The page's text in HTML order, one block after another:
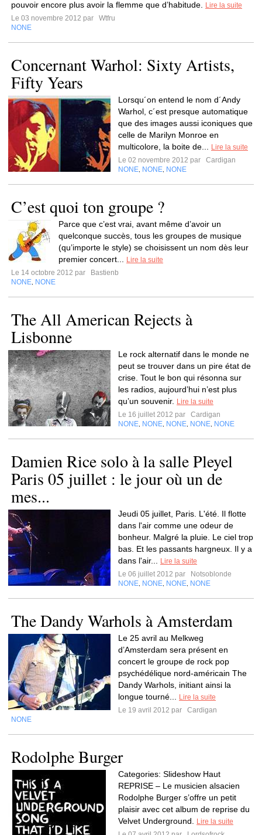
pouvoir encore plus avoir la flemme que d’habitude.
Lire la suite
Le 03 novembre 2012 par
Wtfru
NONE
Concernant Warhol: Sixty Artists,
Fifty Years
Lorsqu´on entend le nom d´Andy
Warhol, c´est presque automatique
que des images aussi iconiques que
celle de Marilyn Monroe en
multicolore, la boite de...
Lire la suite
Le 02 novembre 2012 par
Cardigan
NONE NONE NONE
C’est quoi ton groupe ?
Parce que c’est vrai, avant même d’avoir un
quelconque succès, tous les groupes de musique
(qu’importe le style) se choisissent un nom dès leur
premier concert...
Lire la suite
Le 14 octobre 2012 par
Bastienb
NONE NONE
The All American Rejects à
Lisbonne
Le rock alternatif dans le monde ne
peut se trouver dans un pire état de
crise. Tout le bon qui résonna sur
les radios, aujourd’hui n’est plus
qu’un souvenir.
Lire la suite
Le 16 juillet 2012 par
Cardigan
NONE NONE NONE NONE NONE
Damien Rice solo à la salle Pleyel
Paris 05 juillet : le jour où un de
mes...
Jeudi 05 juillet, Paris. L'été. Il flotte
dans l'air comme une odeur de
bonheur. Malgré la pluie. Le ciel trop
bas. Et les passants hargneux. Il y a
dans l'air...
Lire la suite
Le 06 juillet 2012 par
Notsoblonde
NONE NONE NONE NONE
The Dandy Warhols à Amsterdam
Le 25 avril au Melkweg
d’Amsterdam sera présent en
concert le groupe de rock pop
psychédélique nord-américain The
Dandy Warhols, initiant ainsi la
longue tourné...
Lire la suite
Le 19 avril 2012 par
Cardigan
NONE
Rodolphe Burger
Categories: Slideshow Haut
REPRISE – Le musicien alsacien
Rodolphe Burger s’offre un petit
plaisir avec cet album de reprise du
Velvet Underground.
Lire la suite